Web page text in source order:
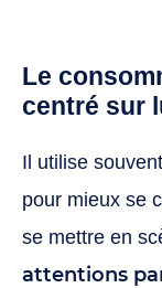
Le
centré sur
Il utilise
pour mieux se
se mettre en
attentions